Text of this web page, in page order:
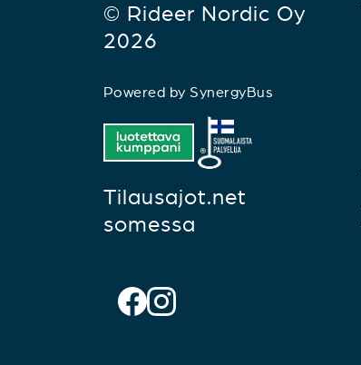
© Rideer Nordic Oy
2026
Powered by SynergyBus
Tilausajot.net
somessa